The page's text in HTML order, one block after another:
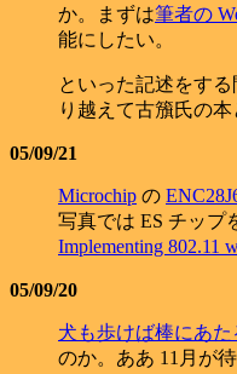
か。まずは筆者の
能にしたい。
といった記述をす
り越えて古籏氏の
05/09/21
Microchip の
写真では ES チップ
Implementing 802.11
05/09/20
犬も歩けば棒にあた
のか。ああ 11月が待